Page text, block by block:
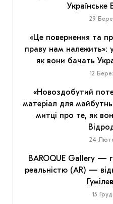
Українське
29
«Це повернення та
праву нам належить»:
як вони бачать
12
«Новоздобутий
матеріал для
митці про те, як
24
BAROQUE Gallery —
реальністю (AR) —
15